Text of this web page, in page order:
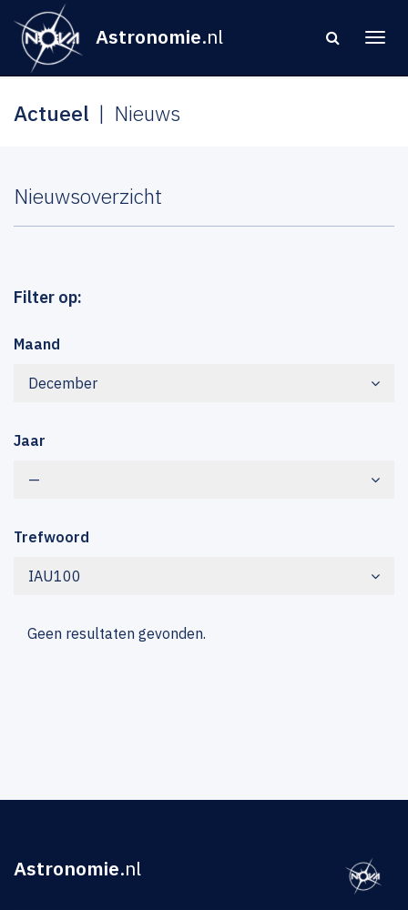
Astronomie.nl
Actueel Nieuws
Nieuwsoverzicht
Filter op:
Maand
December
Jaar
—
Trefwoord
IAU100
Geen resultaten gevonden.
Astronomie.nl